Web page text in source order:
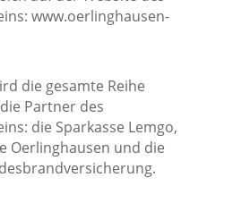
www.oerlinghausen-
die gesamte Reihe
Partner des
die Sparkasse Lemgo,
Oerlinghausen und die